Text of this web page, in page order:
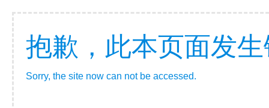
抱歉，此本页面发
Sorry, the site now can not be accessed.